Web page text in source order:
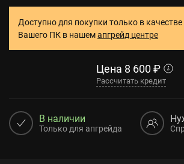
Доступно для покупки только в качестве
Вашего ПК в нашемапгрейд центре
Цена 8 600 ₽
Рассчитать кредит
В наличии
Только для апгрейда